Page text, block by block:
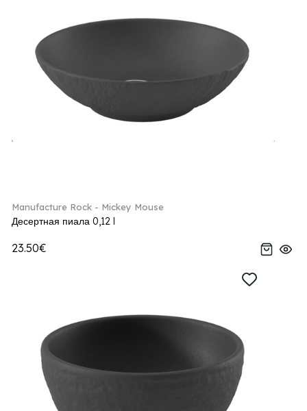
Manufacture Rock - Mickey Mouse
Десертная пиала 0,12 l
23.50€